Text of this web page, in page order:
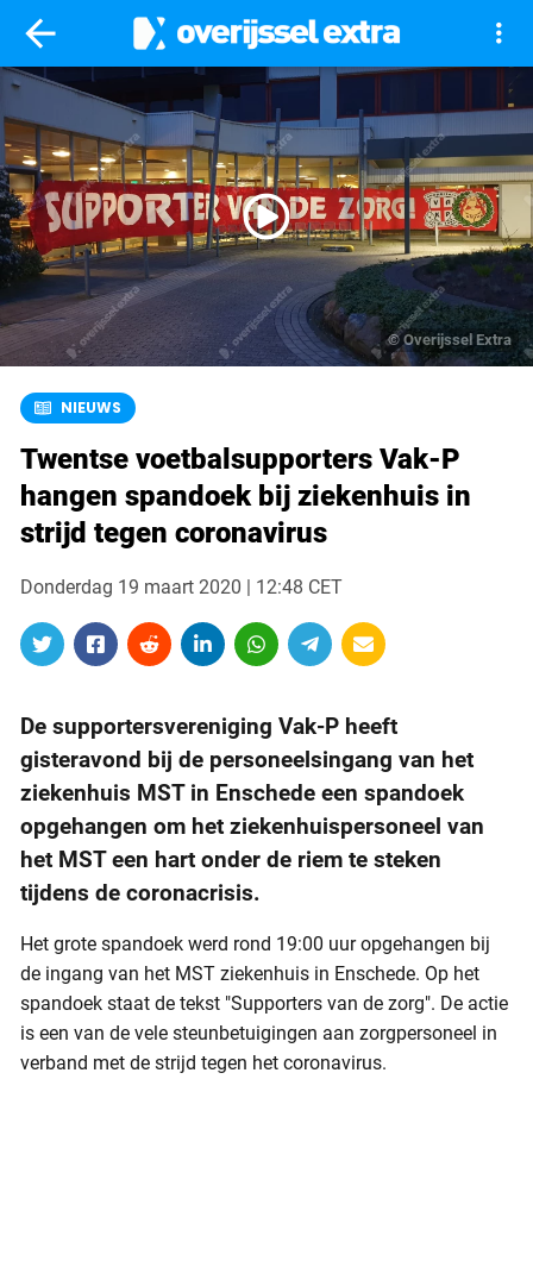
arrow_back more_vert
©Overijssel Extra
NIEUWS
Twentse voetbalsupporters Vak-P
hangen spandoek bij ziekenhuis in
strijd tegen coronavirus
Donderdag 19 maart 2020 | 12:48 CET
De supportersvereniging Vak-P heeft
gisteravond bij de personeelsingang van het
ziekenhuis MST in Enschede een spandoek
opgehangen om het ziekenhuispersoneel van
het MST een hart onder de riem te steken
tijdens de coronacrisis.
Het grote spandoek werd rond 19:00 uur opgehangen bij
de ingang van het MST ziekenhuis in Enschede. Op het
spandoek staat de tekst "Supporters van de zorg". De actie
is een van de vele steunbetuigingen aan zorgpersoneel in
verband met de strijd tegen het coronavirus.